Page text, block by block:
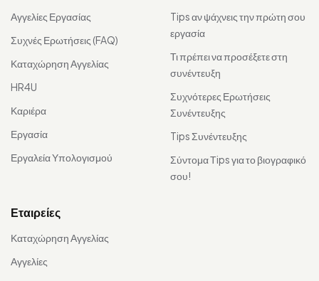
Αγγελίες Εργασίας
Συχνές Ερωτήσεις (FAQ)
Καταχώρηση Αγγελίας
HR4U
Καριέρα
Εργασία
Εργαλεία Υπολογισμού
Tips αν ψάχνεις την πρώτη σου
εργασία
Τι πρέπει να προσέξετε στη
συνέντευξη
Συχνότερες Ερωτήσεις
Συνέντευξης
Tips Συνέντευξης
Σύντομα Τips για το βιογραφικό
σου!
Εταιρείες
Καταχώρηση Αγγελίας
Αγγελίες